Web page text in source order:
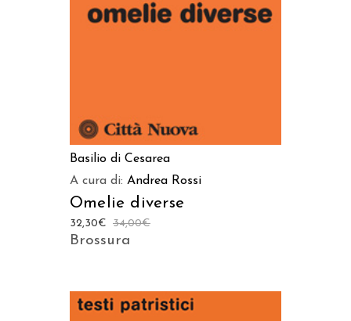
Basilio di Cesarea
A cura di: Andrea Rossi
Omelie diverse
34,00€
32,30€
Brossura